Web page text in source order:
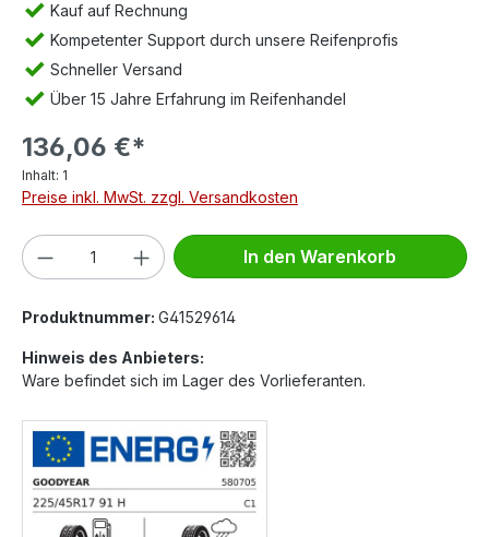
Kauf auf Rechnung
Kompetenter Support durch unsere Reifenprofis
Schneller Versand
Über 15 Jahre Erfahrung im Reifenhandel
136,06 €*
Inhalt: 1
Preise inkl. MwSt. zzgl. Versandkosten
Produkt Anzahl: Gib den gewünschten
In den Warenkorb
Produktnummer: G41529614
Hinweis des Anbieters:
Ware befindet sich im Lager des Vorlieferanten.